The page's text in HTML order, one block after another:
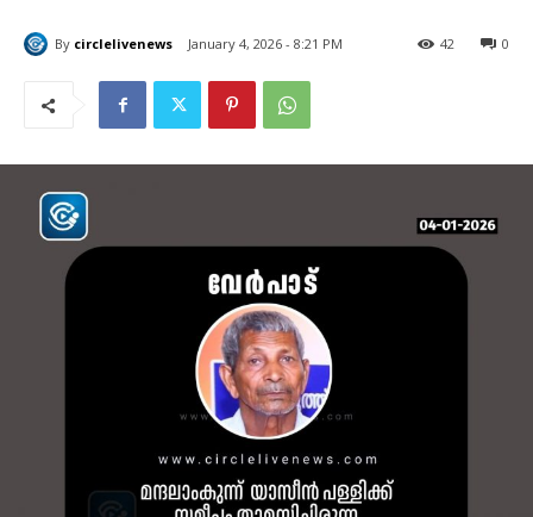
By circlelivenews January 4, 2026 - 8:21 PM 0
42